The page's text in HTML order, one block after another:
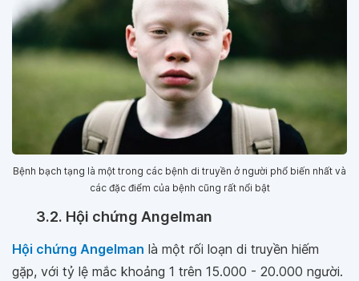
Bệnh bạch tạng là một trong các bệnh di truyền ở người phổ biến nhất và
các đặc điểm của bệnh cũng rất nổi bật
3.2. Hội chứng Angelman
Hội chứng Angelman là một rối loạn di truyền hiếm
gặp, với tỷ lệ mắc khoảng 1 trên 15.000 - 20.000 người.